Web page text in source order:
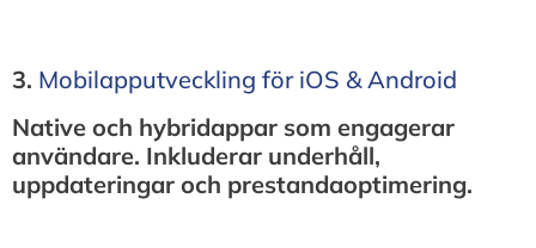
3.⁠ ⁠Mobilapputveckling för iOS & Android
Native och hybridappar som engagerar
användare. Inkluderar underhåll,
uppdateringar och prestandaoptimering.